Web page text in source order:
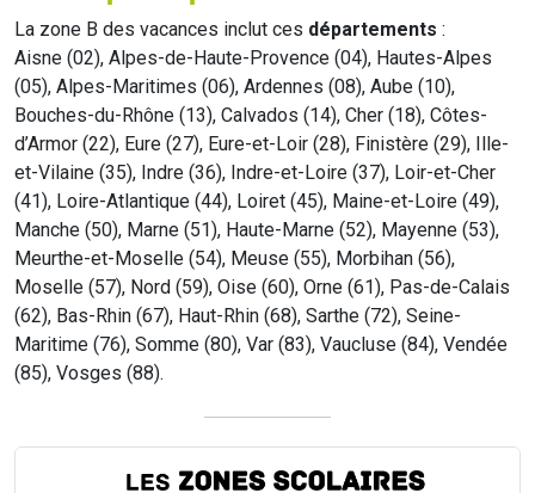
La zone B des vacances inclut ces départements :
Aisne (02), Alpes-de-Haute-Provence (04), Hautes-Alpes
(05), Alpes-Maritimes (06), Ardennes (08), Aube (10),
Bouches-du-Rhône (13), Calvados (14), Cher (18), Côtes-
d’Armor (22), Eure (27), Eure-et-Loir (28), Finistère (29), Ille-
et-Vilaine (35), Indre (36), Indre-et-Loire (37), Loir-et-Cher
(41), Loire-Atlantique (44), Loiret (45), Maine-et-Loire (49),
Manche (50), Marne (51), Haute-Marne (52), Mayenne (53),
Meurthe-et-Moselle (54), Meuse (55), Morbihan (56),
Moselle (57), Nord (59), Oise (60), Orne (61), Pas-de-Calais
(62), Bas-Rhin (67), Haut-Rhin (68), Sarthe (72), Seine-
Maritime (76), Somme (80), Var (83), Vaucluse (84), Vendée
(85), Vosges (88).